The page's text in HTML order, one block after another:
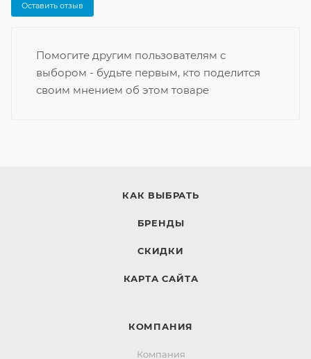
Оставить отзыв
Помогите другим пользователям с
выбором - будьте первым, кто поделится
своим мнением об этом товаре
КАК ВЫБРАТЬ
БРЕНДЫ
СКИДКИ
КАРТА САЙТА
КОМПАНИЯ
Компания